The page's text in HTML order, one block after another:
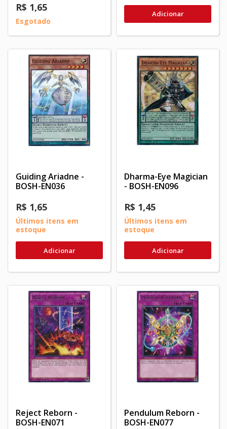
R$ 1,65
Esgotado
Adicionar
Guiding Ariadne -
BOSH-EN036
R$ 1,65
Últimos itens em
estoque
Adicionar
Dharma-Eye Magician
- BOSH-EN096
R$ 1,45
Últimos itens em
estoque
Adicionar
Reject Reborn -
BOSH-EN071
Pendulum Reborn -
BOSH-EN077